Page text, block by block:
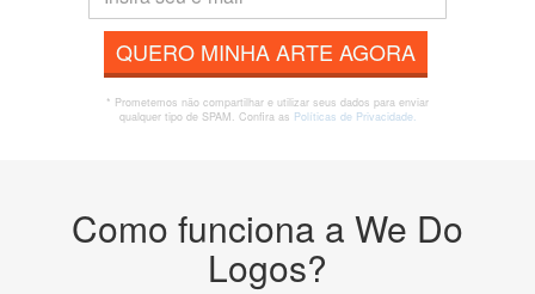
QUERO MINHA ARTE AGORA
* Prometemos não compartilhar e utilizar seus dados para enviar
qualquer tipo de SPAM. Confira as Políticas de Privacidade.
Como funciona a We Do
Logos?